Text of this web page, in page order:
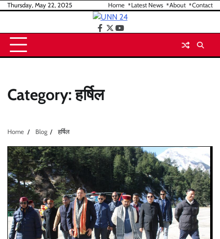
SkipThursday, May 22, 2025 Home Latest News About Contact
facebook
twitteryoutube
Category:हर्षिल
Home Blog हर्षिल